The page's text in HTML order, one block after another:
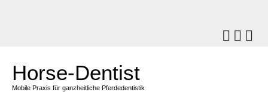
Horse-Dentist
Mobile Praxis für ganzheitliche Pferdedentistik